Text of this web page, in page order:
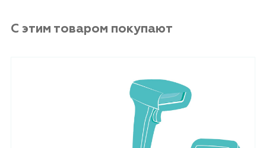
С этим товаром покупают